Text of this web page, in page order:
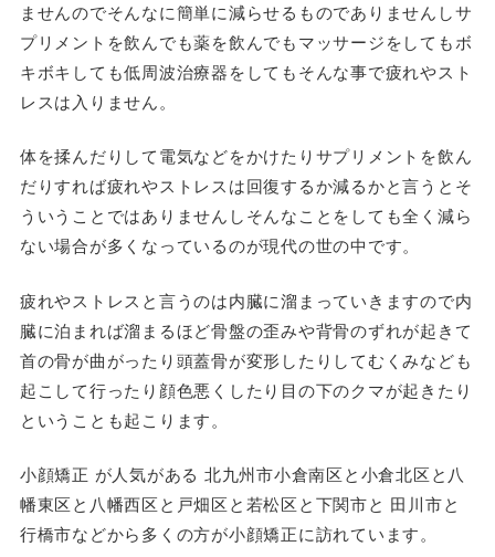
ませんのでそんなに簡単に減らせるものでありませんしサ
プリメントを飲んでも薬を飲んでもマッサージをしてもボ
キボキしても低周波治療器をしてもそんな事で疲れやスト
レスは入りません。
体を揉んだりして電気などをかけたりサプリメントを飲ん
だりすれば疲れやストレスは回復するか減るかと言うとそ
ういうことではありませんしそんなことをしても全く減ら
ない場合が多くなっているのが現代の世の中です。
疲れやストレスと言うのは内臓に溜まっていきますので内
臓に泊まれば溜まるほど骨盤の歪みや背骨のずれが起きて
首の骨が曲がったり頭蓋骨が変形したりしてむくみなども
起こして行ったり顔色悪くしたり目の下のクマが起きたり
ということも起こります。
小顔矯正 が人気がある 北九州市小倉南区と小倉北区と八
幡東区と八幡西区と戸畑区と若松区と下関市と 田川市と
行橋市などから多くの方が小顔矯正に訪れています。